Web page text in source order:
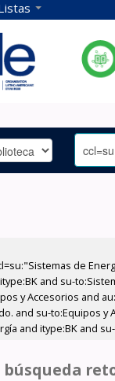
de
and su-
y Accesorios and
and su-to:Equipos y
and itype:BK and
búsqueda